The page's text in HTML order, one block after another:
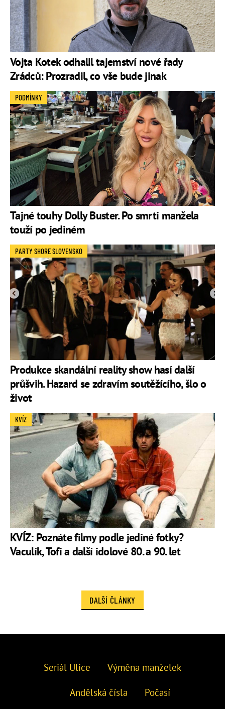
Vojta Kotek odhalil tajemství nové řady
Zrádců: Prozradil, co vše bude jinak
Tajné touhy Dolly Buster. Po smrti manžela
touží po jediném
PODMÍNKY
Produkce skandální reality show hasí další
průšvih. Hazard se zdravím soutěžícího, šlo o
život
PARTY SHORE SLOVENSKO
KVÍZ: Poznáte filmy podle jediné fotky?
Vaculík, Tofi a další idolové 80. a 90. let
KVÍZ
DALŠÍ ČLÁNKY
Seriál Ulice Výměna manželek
Andělská čísla Počasí